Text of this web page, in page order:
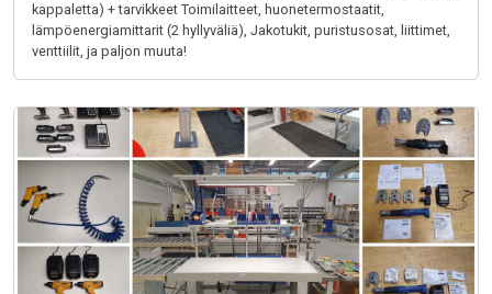
kappaletta) + tarvikkeet Toimilaitteet, huonetermostaatit,
lämpöenergiamittarit (2 hyllyväliä), Jakotukit, puristusosat, liittimet,
venttiilit, ja paljon muuta!